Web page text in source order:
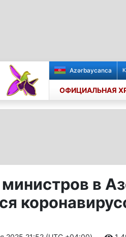
Azərbaycanca
ОФИЦИАЛЬНАЯ
в